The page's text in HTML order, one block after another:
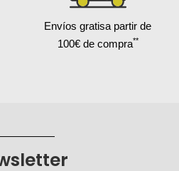
Envíos gratisa partir de
100€ de compra**